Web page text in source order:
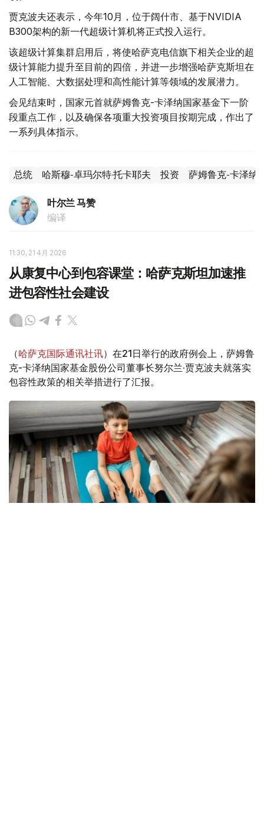
贾克波夫还表示，今年10月，位于阔什市、基于NVIDIA
B300架构的新一代超级计算机将正式投入运行。
该超级计算集群启用后，将使哈萨克电信旗下相关企业的超
级计算能力提升至目前的四倍，并进一步增强哈萨克斯坦在
人工智能、大数据处理和高性能计算等领域的发展潜力。
会见结束时，国家元首就萨姆鲁克-卡泽纳国家基金下一阶
段重点工作，以及确保各项重大投资项目按期完成，作出了
一系列具体指示。
总统 哈斯穆-卓玛尔特·托卡耶夫 投资 萨姆鲁克-卡泽纳
叶尔兰 马赞
编译
11:30, 21 4月 2026
从康复中心到包容课堂：哈萨克斯坦加速推
进包容性社会建设
（哈萨克国际通讯社讯）在21日举行的政府例会上，萨姆鲁
克-卡泽纳国家基金股份公司董事长努尔兰·贾克波夫就落实
包容性政策的相关举措进行了汇报。